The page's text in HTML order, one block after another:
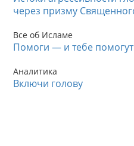
через призму
Все об Исламе
Помоги — и тебе помогут
Аналитика
Включи голову